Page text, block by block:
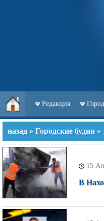
Редакция
назад » Городские будни »
15
В